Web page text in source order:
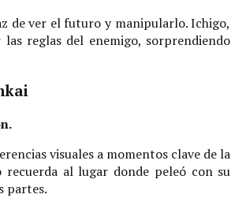
de ver el futuro y manipularlo. Ichigo,
reglas del enemigo, sorprendiendo
visuales a momentos clave de la
recuerda al lugar donde peleó con su
partes.